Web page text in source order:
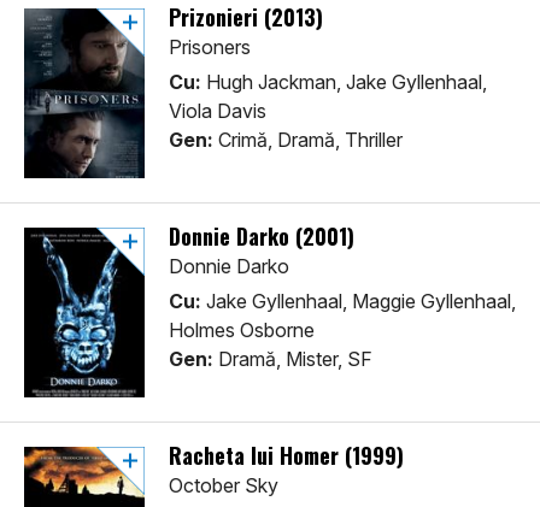
Prizonieri (2013)
Prisoners
Cu: Hugh Jackman, Jake Gyllenhaal,
Viola Davis
Gen: Crimă, Dramă, Thriller
Donnie Darko (2001)
Donnie Darko
Cu: Jake Gyllenhaal, Maggie Gyllenhaal,
Holmes Osborne
Gen: Dramă, Mister, SF
Racheta lui Homer (1999)
October Sky